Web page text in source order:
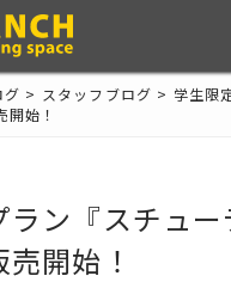
グ > スタッフブログ > 学生限
始！
ラン『スチュー
開始！